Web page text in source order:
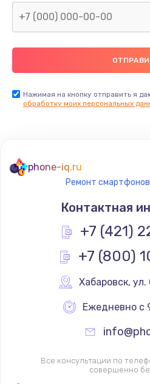
Нажимая на кнопку отправить я
обработку моих персональных
phone-iq.ru
Ремонт
Контактная
+7 (421)
+7 (800)
Хабаровск, ул.
Ежедневно с
Все консультации по
совершенно